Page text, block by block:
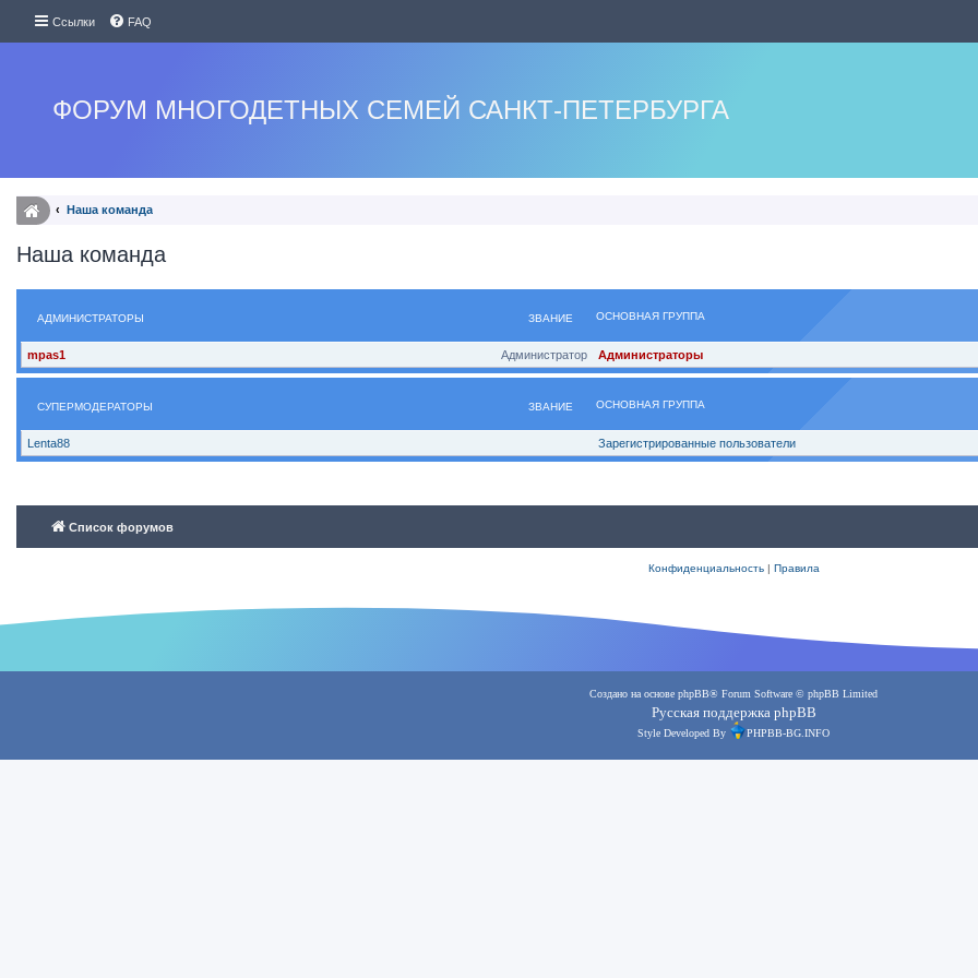
Ссылки FAQ
ФОРУМ МНОГОДЕТНЫХ СЕМЕЙ САНКТ-ПЕТЕРБУРГА
Наша команда
Наша команда
ЗВАНИЕ
АДМИНИСТРАТОРЫ ОСНОВНАЯ ГРУППА
Администратор
mpas1 Администраторы
ЗВАНИЕ
СУПЕРМОДЕРАТОРЫ ОСНОВНАЯ ГРУППА
Lenta88 Зарегистрированные пользователи
Список форумов
Конфиденциальность| Правила
Создано на основе phpBB® Forum Software © phpBB Limited
Русская поддержка phpBB
Style Developed By PHPBB-BG.INFO